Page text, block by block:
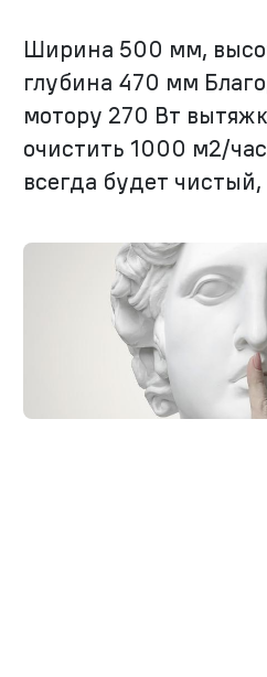
Ширина 500 мм,
глубина 470 мм
мотору 270 Вт
очистить 1000 м2/
всегда будет